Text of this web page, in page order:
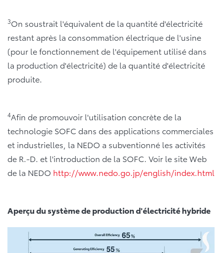
3On soustrait l'équivalent de la quantité d'électricité
restant après la consommation électrique de l'usine
(pour le fonctionnement de l'équipement utilisé dans
la production d'électricité) de la quantité d'électricité
produite.
4Afin de promouvoir l'utilisation concrète de la
technologie SOFC dans des applications commerciales
et industrielles, la NEDO a subventionné les activités
de R.-D. et l'introduction de la SOFC. Voir le site Web
de la NEDO http://www.nedo.go.jp/english/index.html
Aperçu du système de production d'électricité hybride